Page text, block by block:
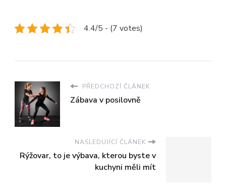
4.4/5 - (7 votes)
PŘEDCHOZÍ ČLÁNEK
Zábava v posilovně
NASLEDUJÍCÍ ČLÁNEK
Rýžovar, to je výbava, kterou byste v
kuchyni měli mít